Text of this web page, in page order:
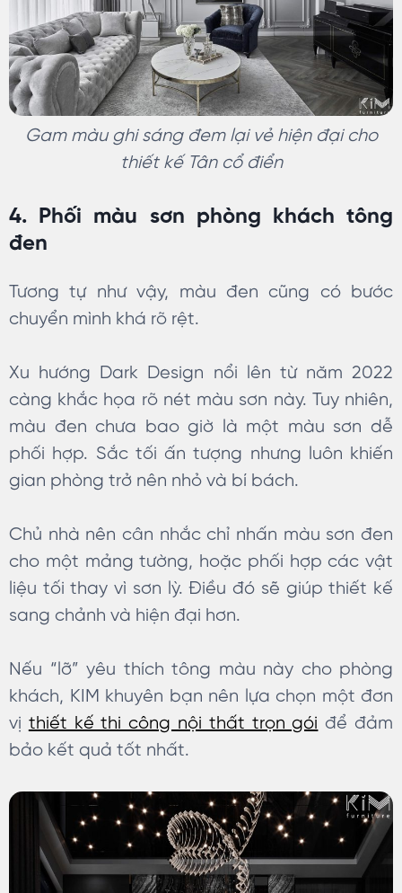
Gam màu ghi sáng đem lại vẻ hiện đại cho
thiết kế Tân cổ điển
4. Phối màu sơn phòng khách tông
đen
Tương tự như vậy, màu đen cũng có bước
chuyển mình khá rõ rệt.
Xu hướng Dark Design nổi lên từ năm 2022
càng khắc họa rõ nét màu sơn này. Tuy nhiên,
màu đen chưa bao giờ là một màu sơn dễ
phối hợp. Sắc tối ấn tượng nhưng luôn khiến
gian phòng trở nên nhỏ và bí bách.
Chủ nhà nên cân nhắc chỉ nhấn màu sơn đen
cho một mảng tường, hoặc phối hợp các vật
liệu tối thay vì sơn lỳ. Điều đó sẽ giúp thiết kế
sang chảnh và hiện đại hơn.
Nếu “lỡ” yêu thích tông màu này cho phòng
khách, KIM khuyên bạn nên lựa chọn một đơn
vị thiết kế thi công nội thất trọn gói để đảm
bảo kết quả tốt nhất.